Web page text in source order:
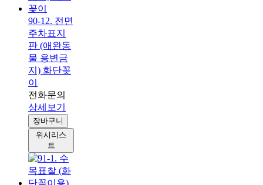
90-12. 전면
주차표지
판 (애완동
물 용변금
지) 화단꽂
이
전화문의
상세보기
장바구니
위시리스
트